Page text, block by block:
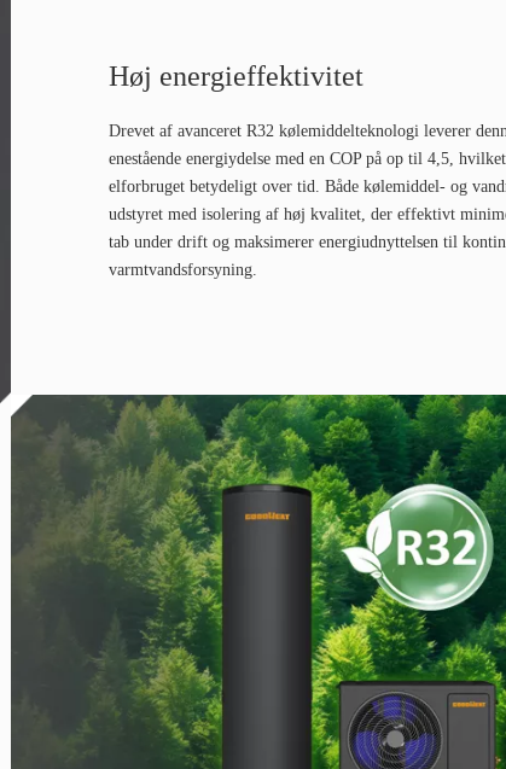
Høj energieffektivitet
Drevet af avanceret R32 kølemiddelteknologi leverer
enestående energiydelse med en COP på op til 4,5,
elforbruget betydeligt over tid. Både kølemiddel- og
udstyret med isolering af høj kvalitet, der effektivt
tab under drift og maksimerer energiudnyttelsen til
varmtvandsforsyning.